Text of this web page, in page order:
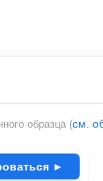
образца (см.
►